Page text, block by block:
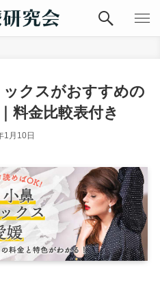
クスがおすすめの
料金比較表付き
1月10日